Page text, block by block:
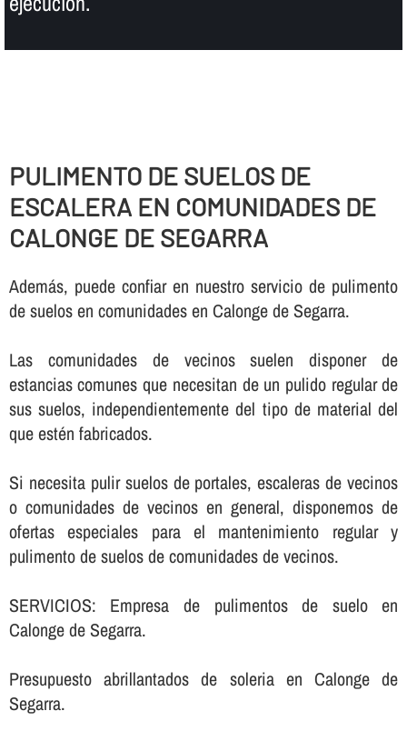
PULIMENTO DE SUELOS DE
ESCALERA EN COMUNIDADES DE
CALONGE DE SEGARRA
Además, puede confiar en nuestro servicio de pulimento
de suelos en comunidades en Calonge de Segarra.
Las comunidades de vecinos suelen disponer de
estancias comunes que necesitan de un pulido regular de
sus suelos, independientemente del tipo de material del
que estén fabricados.
Si necesita pulir suelos de portales, escaleras de vecinos
o comunidades de vecinos en general, disponemos de
ofertas especiales para el mantenimiento regular y
pulimento de suelos de comunidades de vecinos.
SERVICIOS: Empresa de pulimentos de suelo en
Calonge de Segarra.
Presupuesto abrillantados de soleria en Calonge de
Segarra.